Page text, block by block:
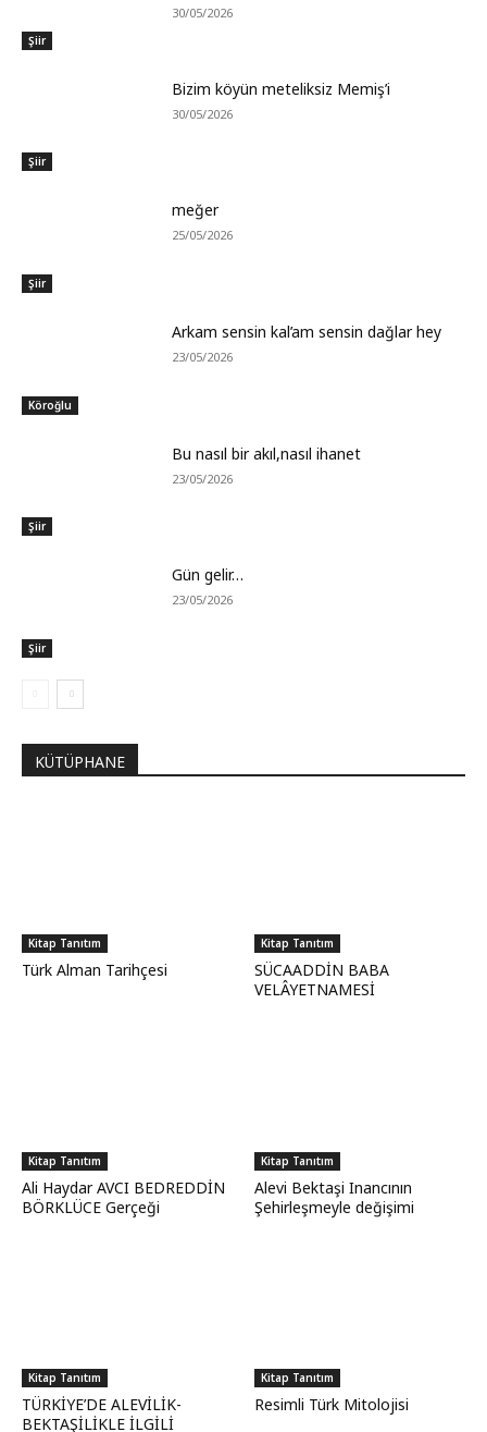
Şiir
30/05/2026
Şiir
Bizim köyün meteliksiz Memiş’i
30/05/2026
Şiir
meğer
25/05/2026
Köroğlu
Arkam sensin kal’am sensin dağlar hey
23/05/2026
Şiir
Bu nasıl bir akıl,nasıl ihanet
23/05/2026
Şiir
Gün gelir…
23/05/2026
KÜTÜPHANE
Kitap Tanıtım
Türk Alman Tarihçesi
Kitap Tanıtım
SÜCAADDİN BABA
VELÂYETNAMESİ
Kitap Tanıtım
Ali Haydar AVCI BEDREDDİN
BÖRKLÜCE Gerçeği
Kitap Tanıtım
Alevi Bektaşi Inancının
Şehirleşmeyle değişimi
Kitap Tanıtım
TÜRKİYE’DE ALEVİLİK-
BEKTAŞİLİKLE İLGİLİ
Kitap Tanıtım
Resimli Türk Mitolojisi